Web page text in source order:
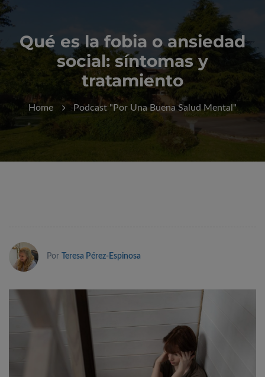
Qué es la fobia o ansiedad
social: síntomas y
tratamiento
Home Podcast "Por Una Buena Salud Mental"
Por Teresa Pérez-Espinosa